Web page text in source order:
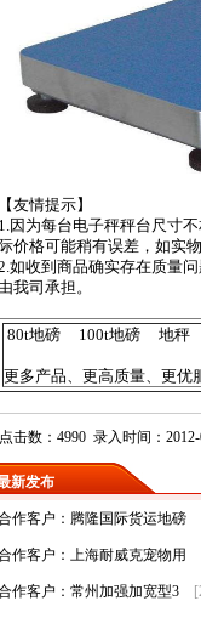
【友情提示】
1.因为每台电子秤秤台尺寸
际价格可能稍有误差，如实
如收到商品确实存在质量
由我司承担。
80t地磅 100t地磅 地秤
更多产品、更高质量、更优
点击数：4990 录入时间：
新发布
作客户：腾隆国际货运地磅
作客户：上海耐威克宠物用
作客户：常州加强加宽型3